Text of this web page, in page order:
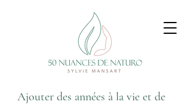
Ajouter des années à la vie et de